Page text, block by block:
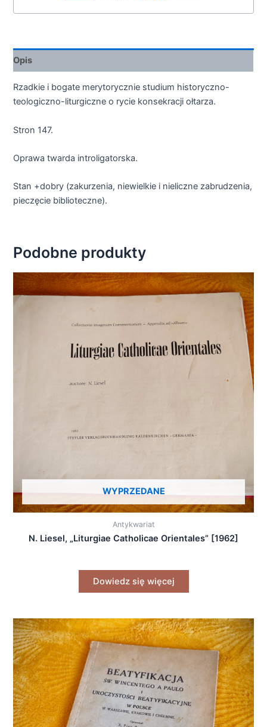
Opis
Rzadkie i bogate merytorycznie studium historyczno-
teologiczno-liturgiczne o rycie konsekracji ołtarza.
Stron 147.
Oprawa twarda introligatorska.
Stan +dobry (zakurzenia, niewielkie i nieliczne zabrudzenia,
pieczęcie biblioteczne).
Podobne produkty
WYPRZEDANE
Antykwariat
N. Liesel, „Liturgiae Catholicae Orientales” [1962]
Dowiedz się więcej